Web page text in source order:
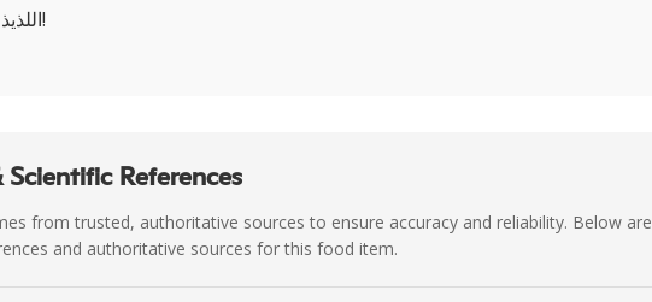
اللذيذ للبن الخالي من الدهون!
Scientific References
from trusted, authoritative sources to ensure accuracy and reliability. Below are
and authoritative sources for this food item.